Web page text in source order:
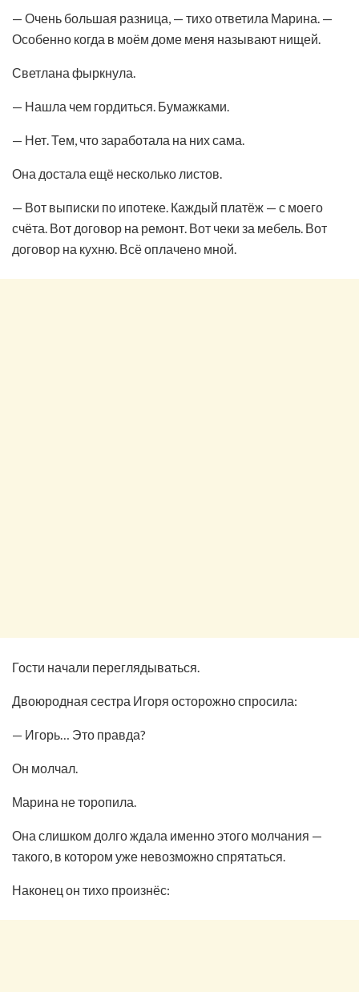
— Очень большая разница, — тихо ответила Марина. —
Особенно когда в моём доме меня называют нищей.
Светлана фыркнула.
— Нашла чем гордиться. Бумажками.
— Нет. Тем, что заработала на них сама.
Она достала ещё несколько листов.
— Вот выписки по ипотеке. Каждый платёж — с моего
счёта. Вот договор на ремонт. Вот чеки за мебель. Вот
договор на кухню. Всё оплачено мной.
Гости начали переглядываться.
Двоюродная сестра Игоря осторожно спросила:
— Игорь… Это правда?
Он молчал.
Марина не торопила.
Она слишком долго ждала именно этого молчания —
такого, в котором уже невозможно спрятаться.
Наконец он тихо произнёс: